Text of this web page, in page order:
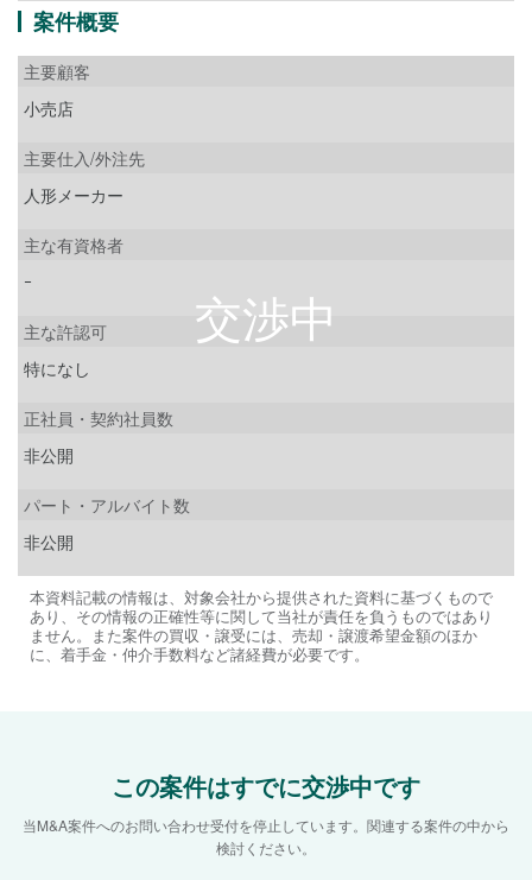
案件概要
主要顧客
小売店
主要仕入/外注先
人形メーカー
主な有資格者
ｰ
主な許認可
特になし
正社員・契約社員数
非公開
パート・アルバイト数
非公開
本資料記載の情報は、対象会社から提供された資料に基づくもので
あり、その情報の正確性等に関して当社が責任を負うものではあり
ません。また案件の買収・譲受には、売却・譲渡希望金額のほか
に、着手金・仲介手数料など諸経費が必要です。
この案件はすでに交渉中です
当M&A案件へのお問い合わせ受付を停止しています。 関連する案件の中から
検討ください。